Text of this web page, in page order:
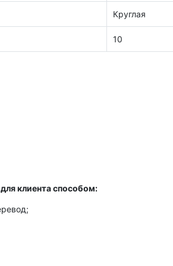
Круглая
10
клиента способом: